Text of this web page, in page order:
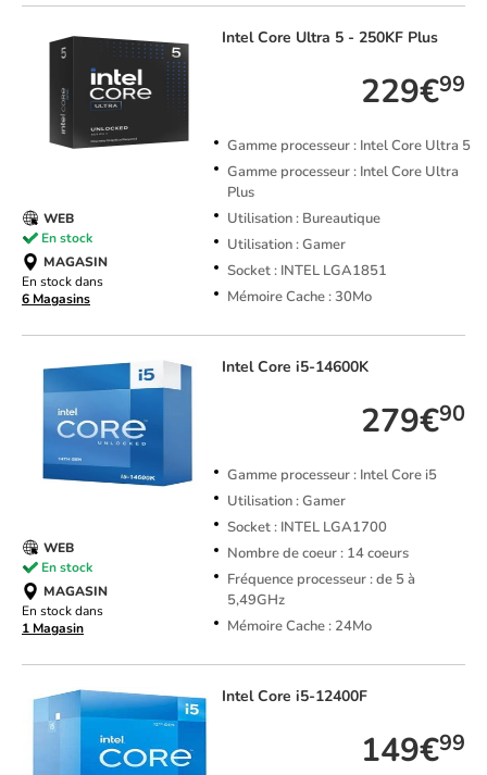
IntelCore Ultra 5 - 250KF Plus
229€99
Gamme processeur : Intel Core Ultra 5
Gamme processeur : Intel Core Ultra
Plus
Utilisation : Bureautique
Utilisation : Gamer
Socket : INTEL LGA1851
Mémoire Cache : 30Mo
WEB
En stock
MAGASIN
En stock dans
6 Magasins
IntelCore i5-14600K
279€90
Gamme processeur : Intel Core i5
Utilisation : Gamer
Socket : INTEL LGA1700
Nombre de coeur : 14 coeurs
Fréquence processeur : de 5 à
5,49GHz
Mémoire Cache : 24Mo
WEB
En stock
MAGASIN
En stock dans
1 Magasin
IntelCore i5-12400F
149€99